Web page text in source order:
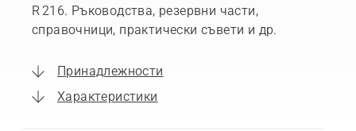
R 216. Ръководства, резервни части,
справочници, практически съвети и др.
Принадлежности
Характеристики